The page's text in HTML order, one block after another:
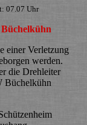
07.07 Uhr
einer Verletzung
werden.
die Drehleiter
Büchelkühn